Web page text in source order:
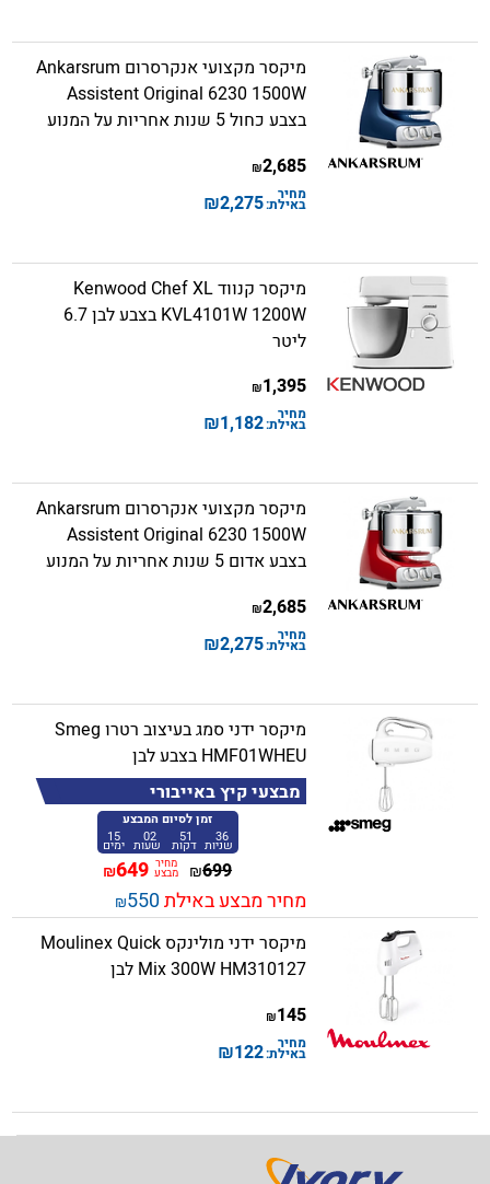
מיקסר מקצועי אנקרסרום Ankarsrum
Assistent Original 6230 1500W
בצבע כחול 5 שנות אחריות על המנוע
2,685
₪
מחיר
באילת:2,275
₪
מיקסר קנווד Kenwood Chef XL
KVL4101W 1200W בצבע לבן 6.7
ליטר
1,395
₪
מחיר
באילת:1,182
₪
מיקסר מקצועי אנקרסרום Ankarsrum
Assistent Original 6230 1500W
בצבע אדום 5 שנות אחריות על המנוע
2,685
₪
מחיר
באילת:2,275
₪
מיקסר ידני סמג בעיצוב רטרו Smeg
HMF01WHEU בצבע לבן
מבצעי קיץ באייבורי
זמן לסיום המבצע
36
שניות 51
דקות 02
שעות 15
ימים
699
₪ מחיר
מבצע 649
₪
מחיר מבצע באילת550
₪
מיקסר ידני מולינקס Moulinex Quick
Mix 300W HM310127 לבן
145
₪
מחיר
באילת:122
₪